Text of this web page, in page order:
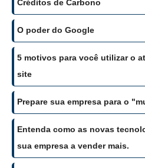
Créditos de Carbono
O poder do Google
5 motivos para você utilizar o
site
Prepare sua empresa para o
Entenda como as novas
sua empresa a vender mais.